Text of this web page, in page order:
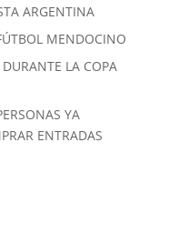
ARGENTINA
MENDOCINO
LA COPA
YA
ENTRADAS